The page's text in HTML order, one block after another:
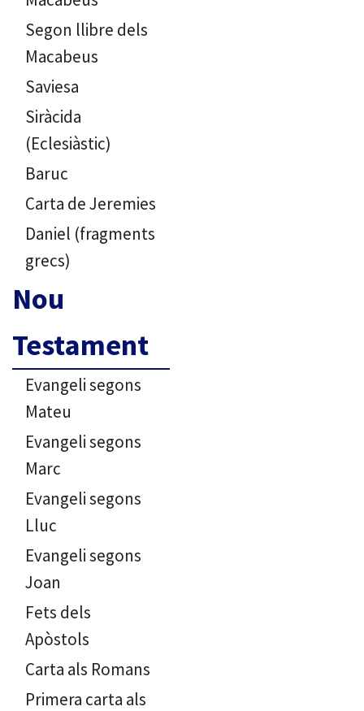
Segon llibre dels
Macabeus
Saviesa
Siràcida
(Eclesiàstic)
Baruc
Carta de Jeremies
Daniel (fragments
grecs)
Nou
Testament
Evangeli segons
Mateu
Evangeli segons
Marc
Evangeli segons
Lluc
Evangeli segons
Joan
Fets dels
Apòstols
Carta als Romans
Primera carta als